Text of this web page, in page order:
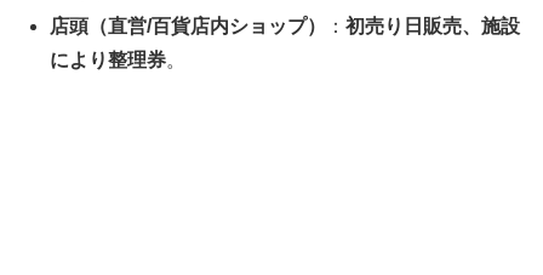
店頭（直営/百貨店内ショップ）
：初売り日販売、施設
により整理券。